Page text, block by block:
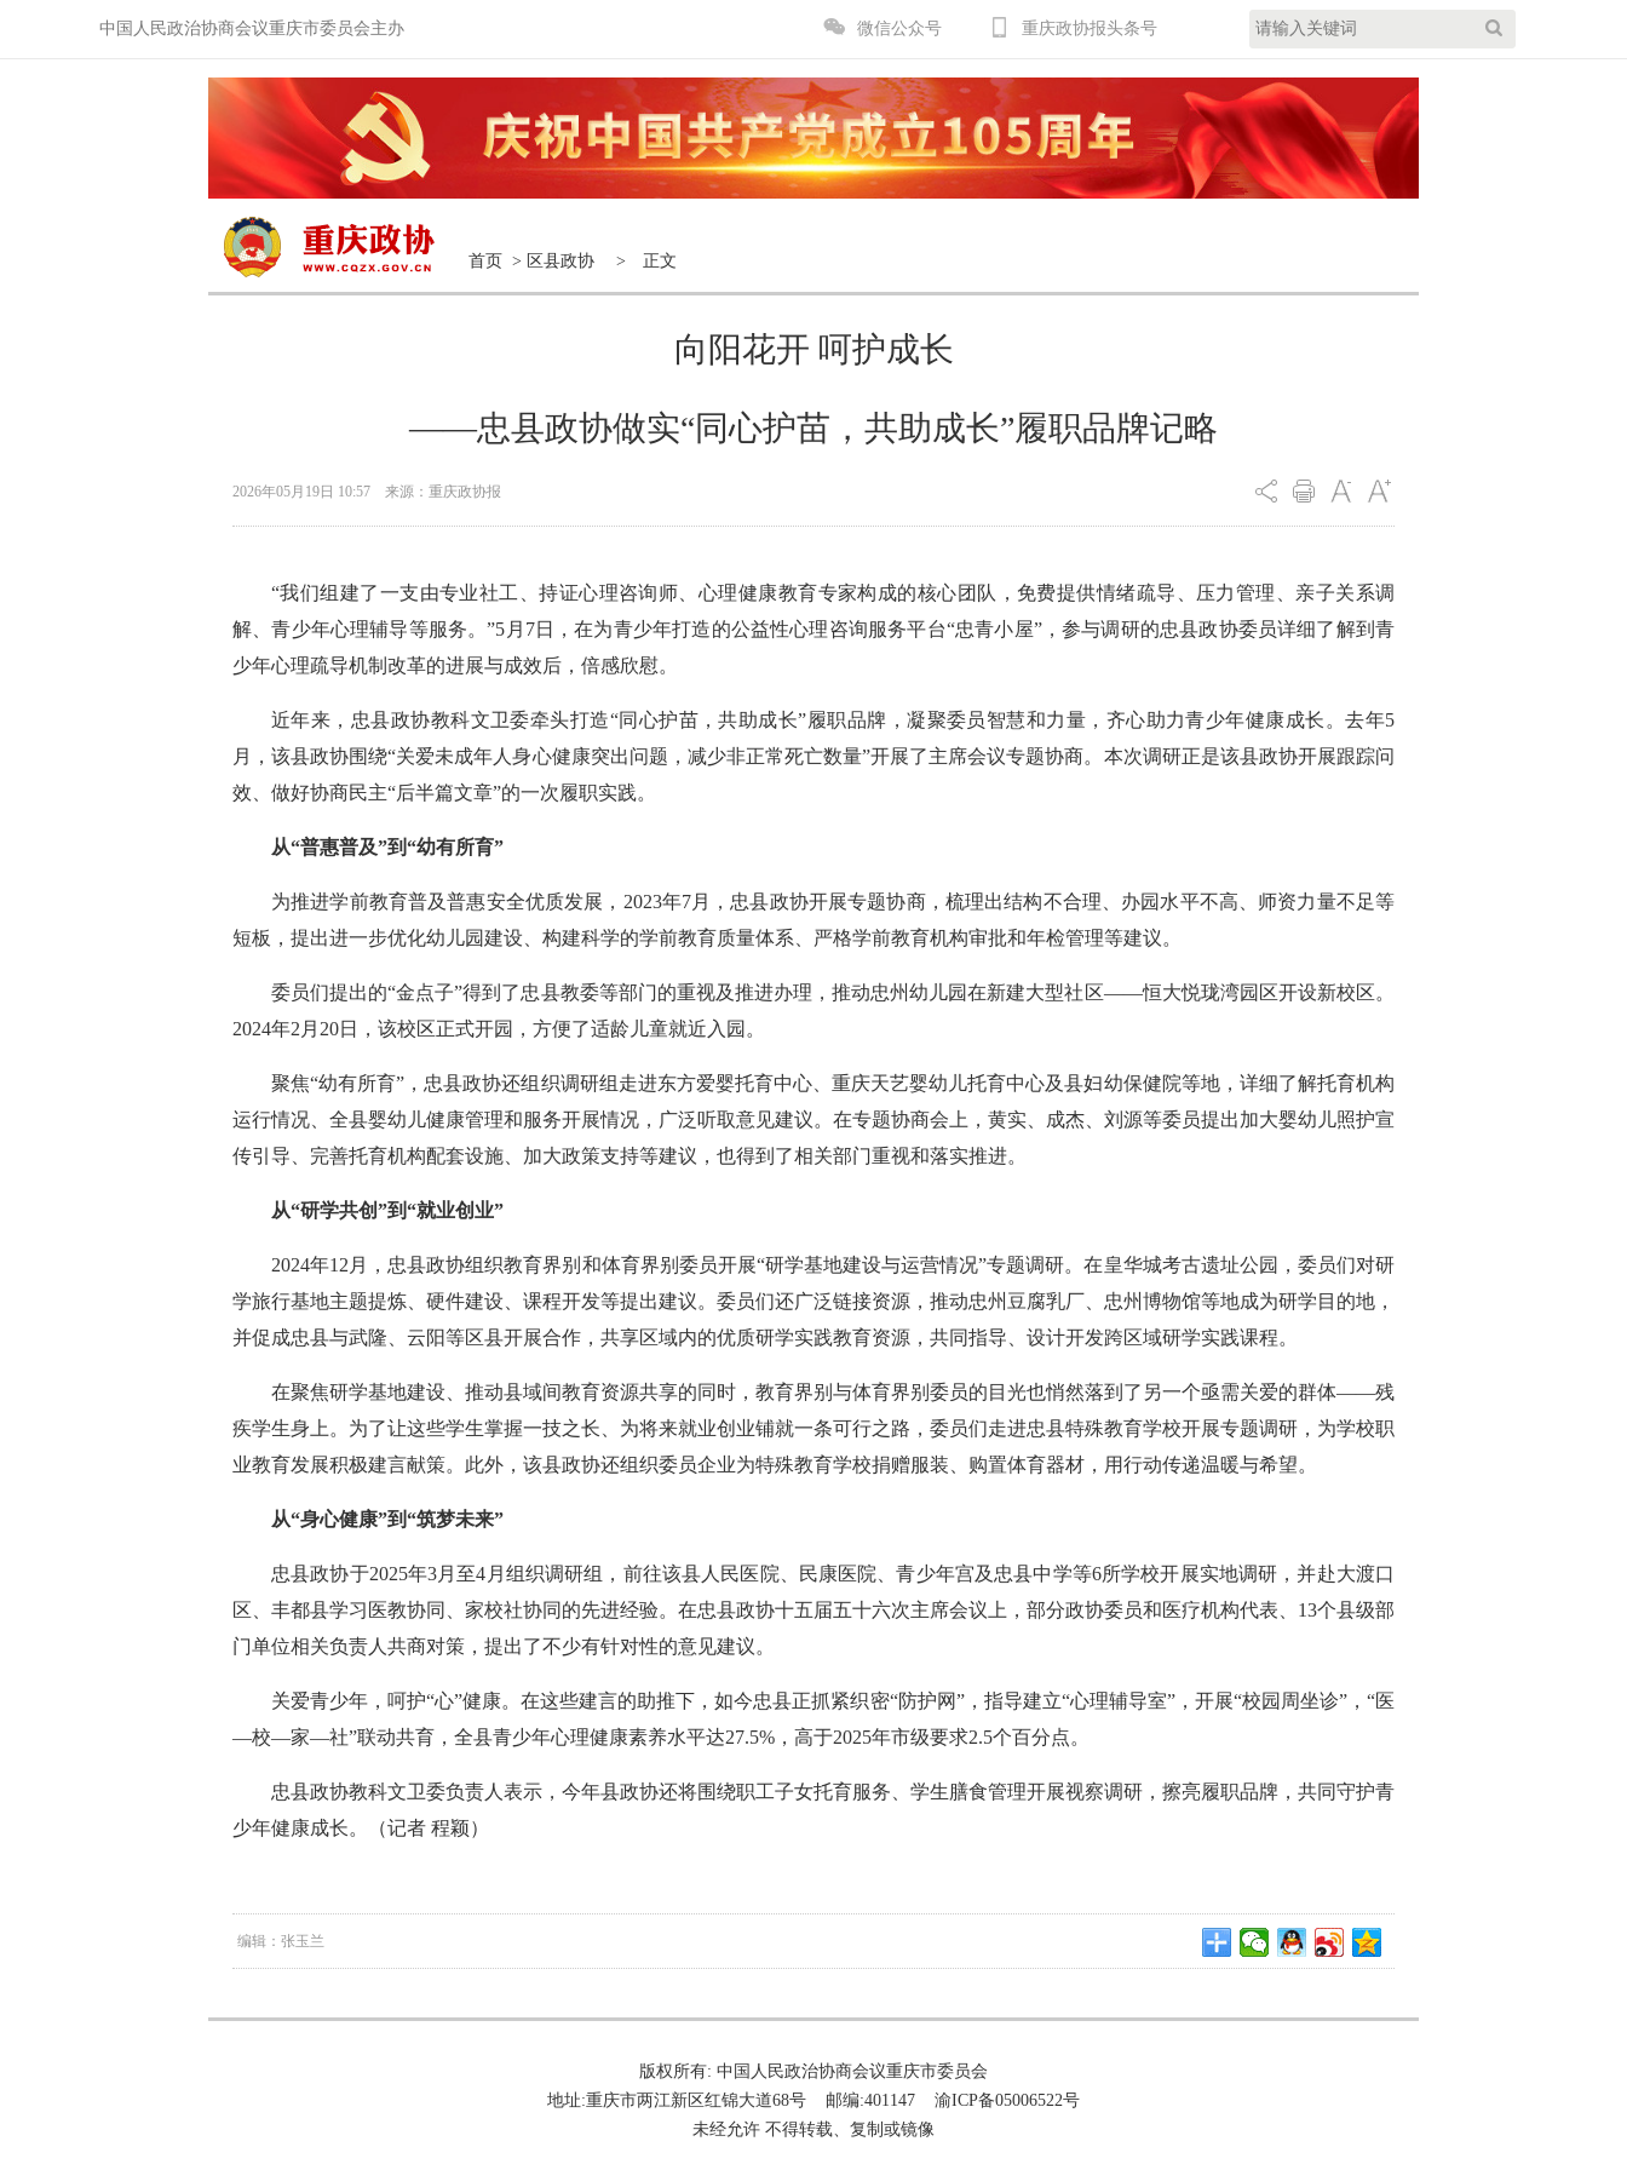
中国人民政治协商会议重庆市委员会主办 微信公众号 重庆政协报头条号
首页 > 区县政协 > 正文
向阳花开 呵护成长
——忠县政协做实“同心护苗，共助成长”履职品牌记略
2026年05月19日 10:57 来源：重庆政协报
“我们组建了一支由专业社工、持证心理咨询师、心理健康教育专家构成的核心团队，免费提供情绪疏导、压力管理、亲子关系调
解、青少年心理辅导等服务。”5月7日，在为青少年打造的公益性心理咨询服务平台“忠青小屋”，参与调研的忠县政协委员详细了解到青
少年心理疏导机制改革的进展与成效后，倍感欣慰。
近年来，忠县政协教科文卫委牵头打造“同心护苗，共助成长”履职品牌，凝聚委员智慧和力量，齐心助力青少年健康成长。去年5
月，该县政协围绕“关爱未成年人身心健康突出问题，减少非正常死亡数量”开展了主席会议专题协商。本次调研正是该县政协开展跟踪问
效、做好协商民主“后半篇文章”的一次履职实践。
从“普惠普及”到“幼有所育”
为推进学前教育普及普惠安全优质发展，2023年7月，忠县政协开展专题协商，梳理出结构不合理、办园水平不高、师资力量不足等
短板，提出进一步优化幼儿园建设、构建科学的学前教育质量体系、严格学前教育机构审批和年检管理等建议。
委员们提出的“金点子”得到了忠县教委等部门的重视及推进办理，推动忠州幼儿园在新建大型社区——恒大悦珑湾园区开设新校区。
2024年2月20日，该校区正式开园，方便了适龄儿童就近入园。
聚焦“幼有所育”，忠县政协还组织调研组走进东方爱婴托育中心、重庆天艺婴幼儿托育中心及县妇幼保健院等地，详细了解托育机构
运行情况、全县婴幼儿健康管理和服务开展情况，广泛听取意见建议。在专题协商会上，黄实、成杰、刘源等委员提出加大婴幼儿照护宣
传引导、完善托育机构配套设施、加大政策支持等建议，也得到了相关部门重视和落实推进。
从“研学共创”到“就业创业”
2024年12月，忠县政协组织教育界别和体育界别委员开展“研学基地建设与运营情况”专题调研。在皇华城考古遗址公园，委员们对研
学旅行基地主题提炼、硬件建设、课程开发等提出建议。委员们还广泛链接资源，推动忠州豆腐乳厂、忠州博物馆等地成为研学目的地，
并促成忠县与武隆、云阳等区县开展合作，共享区域内的优质研学实践教育资源，共同指导、设计开发跨区域研学实践课程。
在聚焦研学基地建设、推动县域间教育资源共享的同时，教育界别与体育界别委员的目光也悄然落到了另一个亟需关爱的群体——残
疾学生身上。为了让这些学生掌握一技之长、为将来就业创业铺就一条可行之路，委员们走进忠县特殊教育学校开展专题调研，为学校职
业教育发展积极建言献策。此外，该县政协还组织委员企业为特殊教育学校捐赠服装、购置体育器材，用行动传递温暖与希望。
从“身心健康”到“筑梦未来”
忠县政协于2025年3月至4月组织调研组，前往该县人民医院、民康医院、青少年宫及忠县中学等6所学校开展实地调研，并赴大渡口
区、丰都县学习医教协同、家校社协同的先进经验。在忠县政协十五届五十六次主席会议上，部分政协委员和医疗机构代表、13个县级部
门单位相关负责人共商对策，提出了不少有针对性的意见建议。
关爱青少年，呵护“心”健康。在这些建言的助推下，如今忠县正抓紧织密“防护网”，指导建立“心理辅导室”，开展“校园周坐诊”，“医
—校—家—社”联动共育，全县青少年心理健康素养水平达27.5%，高于2025年市级要求2.5个百分点。
忠县政协教科文卫委负责人表示，今年县政协还将围绕职工子女托育服务、学生膳食管理开展视察调研，擦亮履职品牌，共同守护青
少年健康成长。（记者 程颖）
编辑：张玉兰
版权所有: 中国人民政治协商会议重庆市委员会
地址:重庆市两江新区红锦大道68号 邮编:401147 渝ICP备05006522号
未经允许 不得转载、复制或镜像